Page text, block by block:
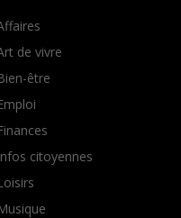
de vivre
être
citoyennes